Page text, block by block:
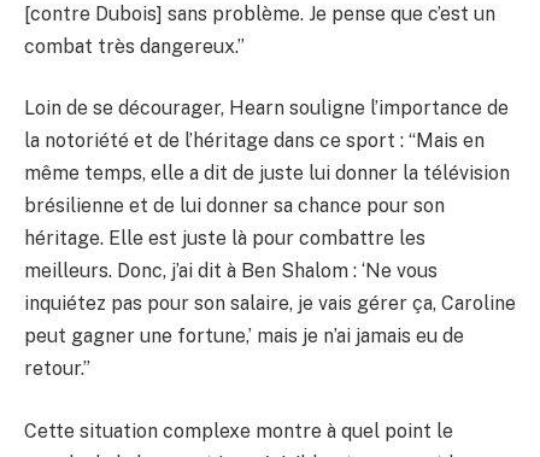
[contre Dubois] sans problème. Je pense que c’est un
combat très dangereux.”
Loin de se décourager, Hearn souligne l’importance de
la notoriété et de l’héritage dans ce sport : “Mais en
même temps, elle a dit de juste lui donner la télévision
brésilienne et de lui donner sa chance pour son
héritage. Elle est juste là pour combattre les
meilleurs. Donc, j’ai dit à Ben Shalom : ‘Ne vous
inquiétez pas pour son salaire, je vais gérer ça, Caroline
peut gagner une fortune,’ mais je n’ai jamais eu de
retour.”
Cette situation complexe montre à quel point le